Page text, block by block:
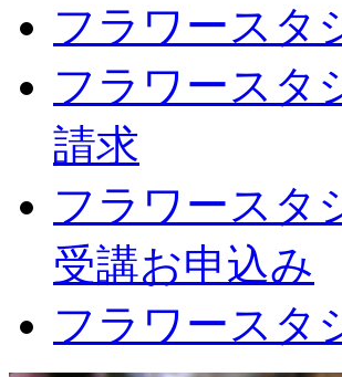
フラワース
フラワース
請求
フラワース
受講お申込み
フラワース